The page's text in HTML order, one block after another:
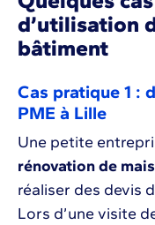
d’utilisation
bâtiment
Cas pratique 1 :
PME à Lille
Une petite
rénovation de
réaliser des devis
Lors d’une visite